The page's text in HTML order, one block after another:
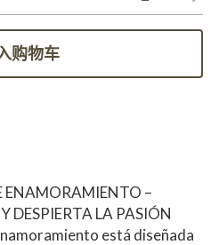
购物车
ENAMORAMIENTO –
DESPIERTA LA PASIÓN
está diseñada